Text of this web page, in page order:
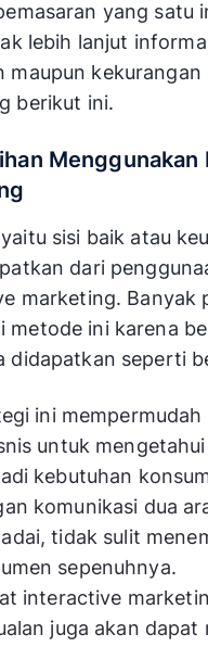
yang satu
lebih lanjut
maupun
berikut ini.
sisi baik atau
dari
marketing. Banyak
metode ini karena
didapatkan seperti
ini mempermudah
untuk
kebutuhan
komunikasi dua
tidak sulit
sepenuhnya.
interactive
juga akan dapat